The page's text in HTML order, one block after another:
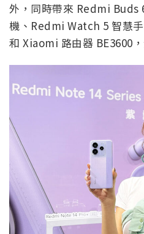
外，同時帶來 Redmi Buds
機、Redmi Watch 5 智慧
和 Xiaomi 路由器 BE3600